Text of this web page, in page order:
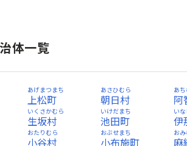
体一覧
上松町
あげまつまち
朝日村
あさひむら
阿
あち
生坂村
いくさかむら
池田町
いけだまち
伊
いな
小谷村
おたりむら
小布施町
おぶせまち
麻
おみ